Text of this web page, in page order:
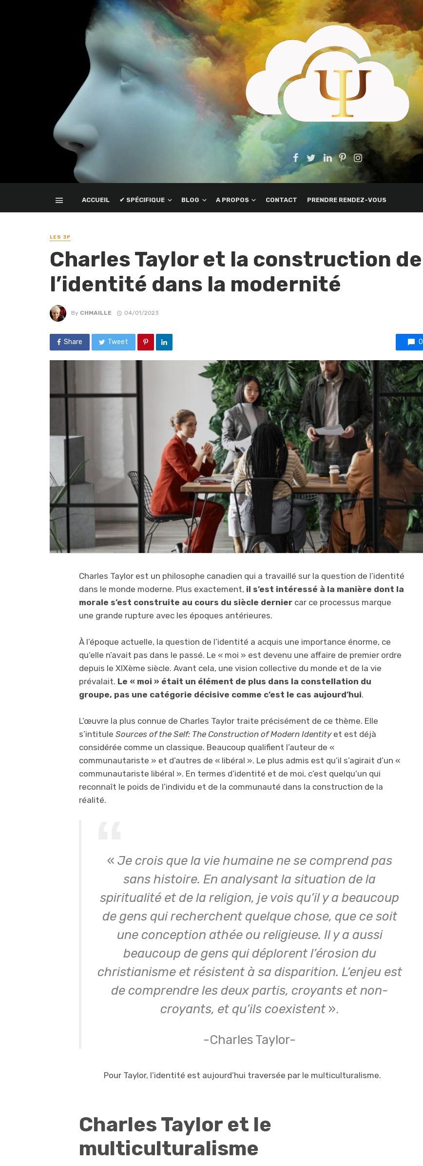
ACCUEIL ✔ SPÉCIFIQUE BLOG A PROPOS CONTACT PRENDRE RENDEZ-VOUS
LES 3P
Charles Taylor et la construction de
l’identité dans la modernité
By CHMAILLE 04/01/2023
Share Tweet 0
Charles Taylor est un philosophe canadien qui a travaillé sur la question de l’identité
dans le monde moderne. Plus exactement, il s’est intéressé à la manière dont la
morale s’est construite au cours du siècle dernier car ce processus marque
une grande rupture avec les époques antérieures.
À l’époque actuelle, la question de l’identité a acquis une importance énorme, ce
qu’elle n’avait pas dans le passé. Le « moi » est devenu une affaire de premier ordre
depuis le XIXème siècle. Avant cela, une vision collective du monde et de la vie
prévalait. Le « moi » était un élément de plus dans la constellation du
groupe, pas une catégorie décisive comme c’est le cas aujourd’hui.
L’œuvre la plus connue de Charles Taylor traite précisément de ce thème. Elle
s’intitule Sources of the Self: The Construction of Modern Identityet est déjà
considérée comme un classique. Beaucoup qualifient l’auteur de «
communautariste » et d’autres de « libéral ». Le plus admis est qu’il s’agirait d’un «
communautariste libéral ». En termes d’identité et de moi, c’est quelqu’un qui
reconnaît le poids de l’individu et de la communauté dans la construction de la
réalité.
«Je crois que la vie humaine ne se comprend pas
sans histoire. En analysant la situation de la
spiritualité et de la religion, je vois qu’il y a beaucoup
de gens qui recherchent quelque chose, que ce soit
une conception athée ou religieuse. Il y a aussi
beaucoup de gens qui déplorent l’érosion du
christianisme et résistent à sa disparition. L’enjeu est
de comprendre les deux partis, croyants et non-
croyants, et qu’ils coexistent ».
-Charles Taylor-
Pour Taylor, l’identité est aujourd’hui traversée par le multiculturalisme.
Charles Taylor et le
multiculturalisme